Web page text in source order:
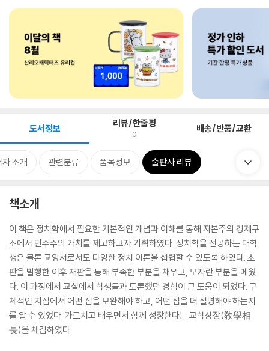
도서정보 리뷰/한줄평
0 배송/반품/교환
자 소개 관련분류 품목정보 출판사 리뷰
책소개
이 책은 정치학에서 필요한 기본적인 개념과 이해를 통해 자본주의 경제구
조에서 민주주의 가치를 제고하고자 기획하였다. 정치학을 전공하는 대학
생은 물론 교양서로서도 다양한 정치 이론을 섭렵할 수 있도록 하였다. 초
판을 발행한 이후 재판을 통해 부족한 부분을 채우고, 모자란 부분을 메웠
다. 이 과정에서 교실에서 학생들과 토론했던 경험이 큰 도움이 되었다. 구
체적인 지점에서 어떤 점을 보완해야 하고, 어떤 점을 더 설명해야 하는지
를 알 수 있었다. 가르치고 배우면서 함께 성장한다는 교학상장(敎學相
長)을 체감하였다.